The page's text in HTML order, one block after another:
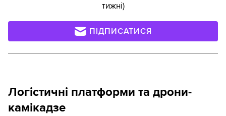
тижні)
ПІДПИСАТИСЯ
Логістичні платформи та дрони-
камікадзе